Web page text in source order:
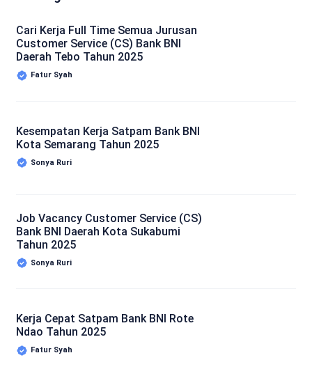
Cari Kerja Full Time Semua Jurusan
Customer Service (CS) Bank BNI
Daerah Tebo Tahun 2025
Fatur Syah
Kesempatan Kerja Satpam Bank BNI
Kota Semarang Tahun 2025
Sonya Ruri
Job Vacancy Customer Service (CS)
Bank BNI Daerah Kota Sukabumi
Tahun 2025
Sonya Ruri
Kerja Cepat Satpam Bank BNI Rote
Ndao Tahun 2025
Fatur Syah